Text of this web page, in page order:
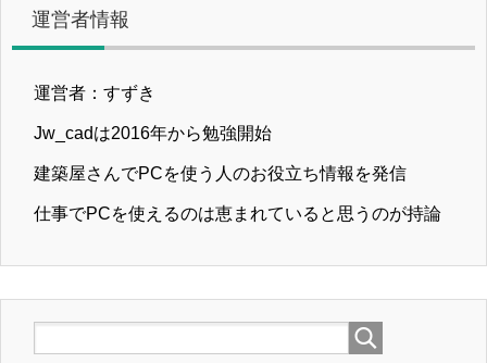
運営者情報
運営者：すずき
Jw_cadは2016年から勉強開始
建築屋さんでPCを使う人のお役立ち情報を発信
仕事でPCを使えるのは恵まれていると思うのが持論